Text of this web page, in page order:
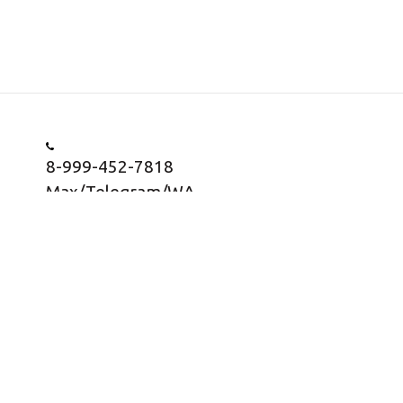
8-999-452-7818
Max/Telegram/WA